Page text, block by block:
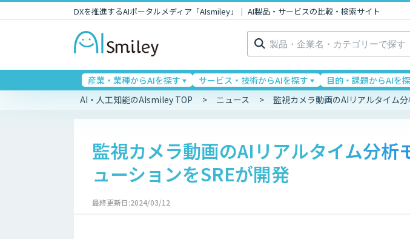
DXを推進するAIポータルメディア「AIsmiley」｜ AI製品・サービスの比較・検索サイト
検
索:
産業・業種からAIを探す サービス・技術からAIを探す 目的・課題からAIを
AI・人工知能のAIsmiley TOP ニュース 監視カメラ動画のAIリアルタイム
監視カメラ動画のAIリアルタイム分析
ューションをSREが開発
最終更新日:2024/03/12